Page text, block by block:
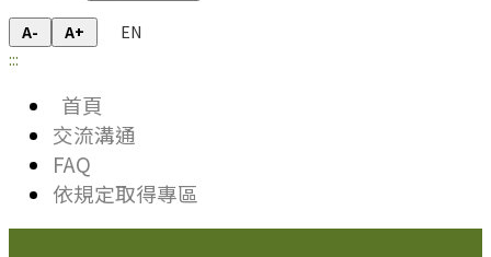
A- A+
EN
:::
首頁
交流溝通
FAQ
依規定取得專區